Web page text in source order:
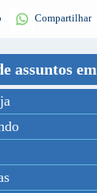
Compartilhar
assuntos